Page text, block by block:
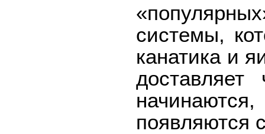
системы,
канатика и
появляются